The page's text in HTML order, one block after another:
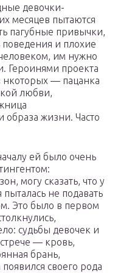
девочки-
месяцев пытаются
пагубные привычки,
поведения и плохие
им нужно
Героинями проекта
нкоторых — пацанка
любви,
образа жизни. Часто
ей было очень
могу сказать, что у
не подавать
Это было в первом
судьбы девочек и
— кровь,
брань,
своего рода